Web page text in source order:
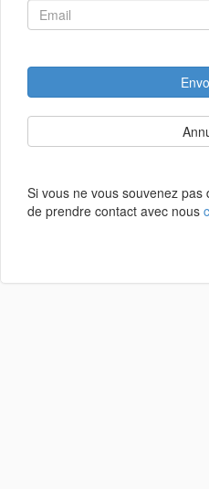
Si vous ne vous souvenez
de prendre contact avec nous